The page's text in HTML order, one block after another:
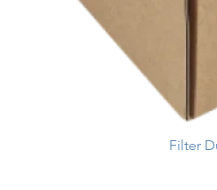
Filter